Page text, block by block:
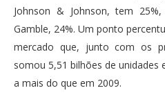
Johnson & Johnson, tem
Gamble, 24%. Um ponto
mercado que, junto com os
somou 5,51 bilhões de unidades
a mais do que em 2009.